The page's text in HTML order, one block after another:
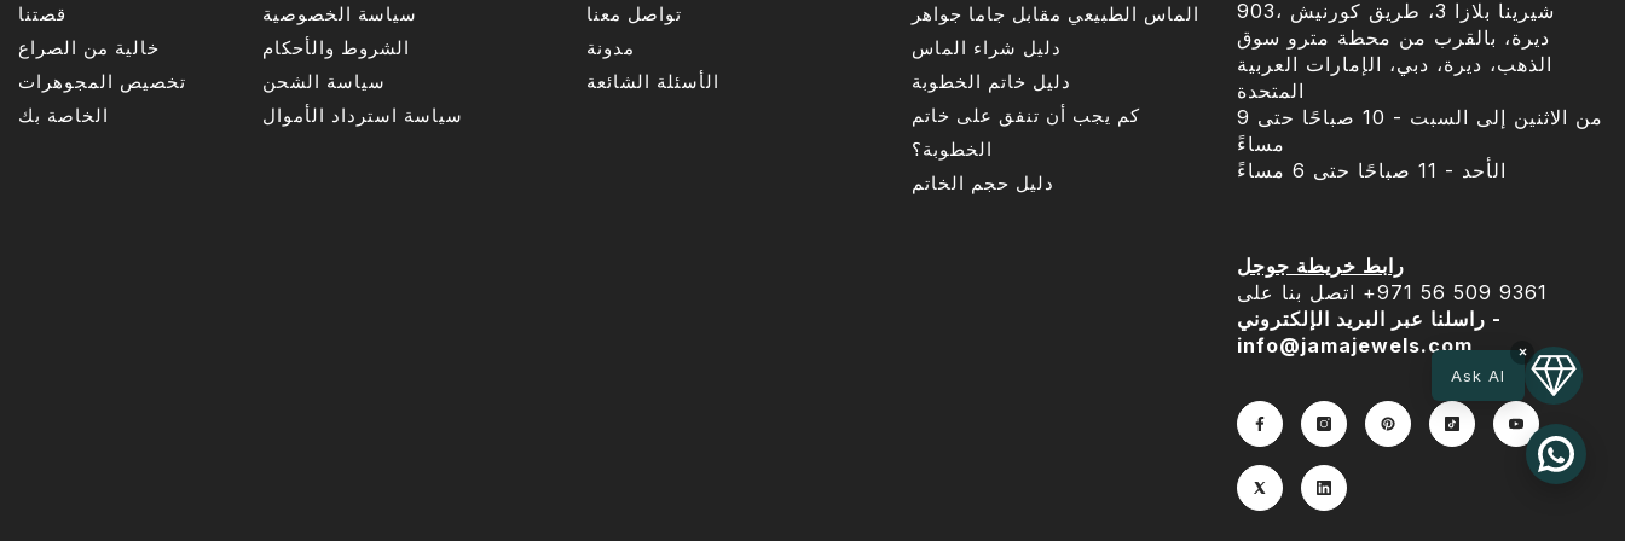
×
Ask AI
قصتنا
خالية من الصراع
تخصيص المجوهرات
الخاصة بك
سياسة الخصوصية
الشروط والأحكام
سياسة الشحن
سياسة استرداد الأموال
تواصل معنا
مدونة
الأسئلة الشائعة
الماس الطبيعي مقابل جاما جواهر
دليل شراء الماس
دليل خاتم الخطوبة
كم يجب أن تنفق على خاتم
الخطوبة؟
دليل حجم الخاتم
903، شيرينا بلازا 3، طريق كورنيش
ديرة، بالقرب من محطة مترو سوق
الذهب، ديرة، دبي، الإمارات العربية
المتحدة
من الاثنين إلى السبت - 10 صباحًا حتى 9
مساءً
الأحد - 11 صباحًا حتى 6 مساءً
رابط خريطة جوجل
اتصل بنا على ‎+971 56 509 9361
راسلنا عبر البريد الإلكتروني -
info@jamajewels.com